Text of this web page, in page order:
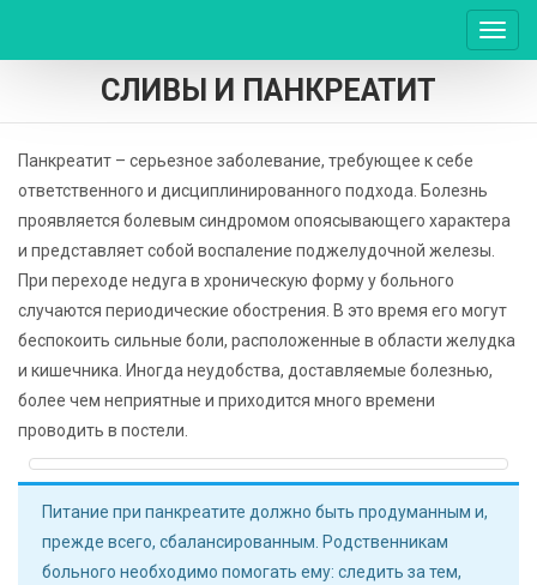
СЛИВЫ И ПАНКРЕАТИТ
Панкреатит – серьезное заболевание, требующее к себе
ответственного и дисциплинированного подхода. Болезнь
проявляется болевым синдромом опоясывающего характера
и представляет собой воспаление поджелудочной железы.
При переходе недуга в хроническую форму у больного
случаются периодические обострения. В это время его могут
беспокоить сильные боли, расположенные в области желудка
и кишечника. Иногда неудобства, доставляемые болезнью,
более чем неприятные и приходится много времени
проводить в постели.
Питание при панкреатите должно быть продуманным и,
прежде всего, сбалансированным. Родственникам
больного необходимо помогать ему: следить за тем,